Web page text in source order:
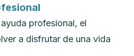
profesional, el
a disfrutar de una vida